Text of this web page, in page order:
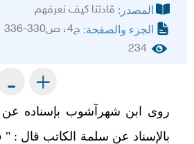
المصدر: قادتنا كيف نعرفهم
الجزء والصفحة: ج4، ص330-336
234
+
-
روى ابن شهرآشوب بإسناده عن
بالإسناد عن سلمة الكاتب قال